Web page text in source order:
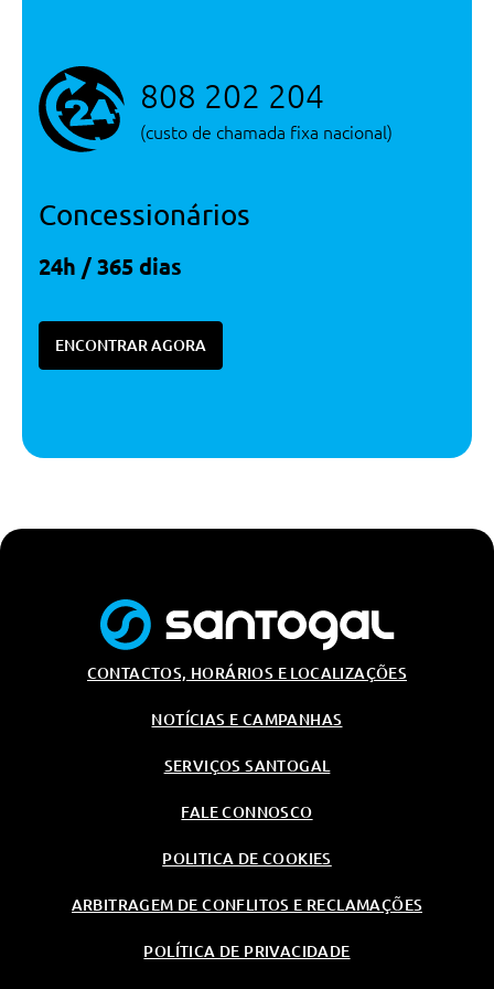
Abs - Sistema De Travagem Anti-
Bloqueio
Assistente De Estacionamento
Monitorização Da Pressao Dos
Monitorização Da Pressao Dos
Segurança
Sistema De Alarme
808 202 204
(custo de chamada fixa nacional)
Concessionários
24h / 365 dias
ENCONTRAR AGORA
CONTACTOS, HORÁRIOS E LOCALIZAÇÕES
NOTÍCIAS E CAMPANHAS
SERVIÇOS SANTOGAL
FALE CONNOSCO
POLITICA DE COOKIES
ARBITRAGEM DE CONFLITOS E RECLAMAÇÕES
POLÍTICA DE PRIVACIDADE